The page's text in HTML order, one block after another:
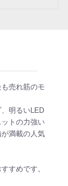
売れ筋のモ
明るいLED
トの力強い
満載の人気
すめです。